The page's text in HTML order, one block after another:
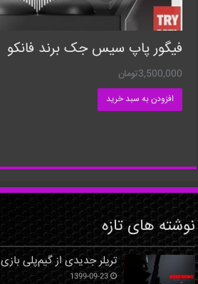
فیگور پاپ سیس جک برند فانکو
3,500,000تومان
افزودن به سبد خرید
نوشته های تازه
تریلر جدیدی از گیم‌پلی بازی Hitman 3 منتشر شد
1399-09-23